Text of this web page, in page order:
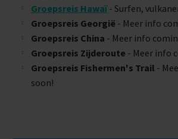
Groepsreis Hawaï- Surfen,
Groepsreis Georgië - Meer info
Groepsreis China - Meer info
Groepsreis Zijderoute - Meer info
Groepsreis Fishermen's Trail -
soon!